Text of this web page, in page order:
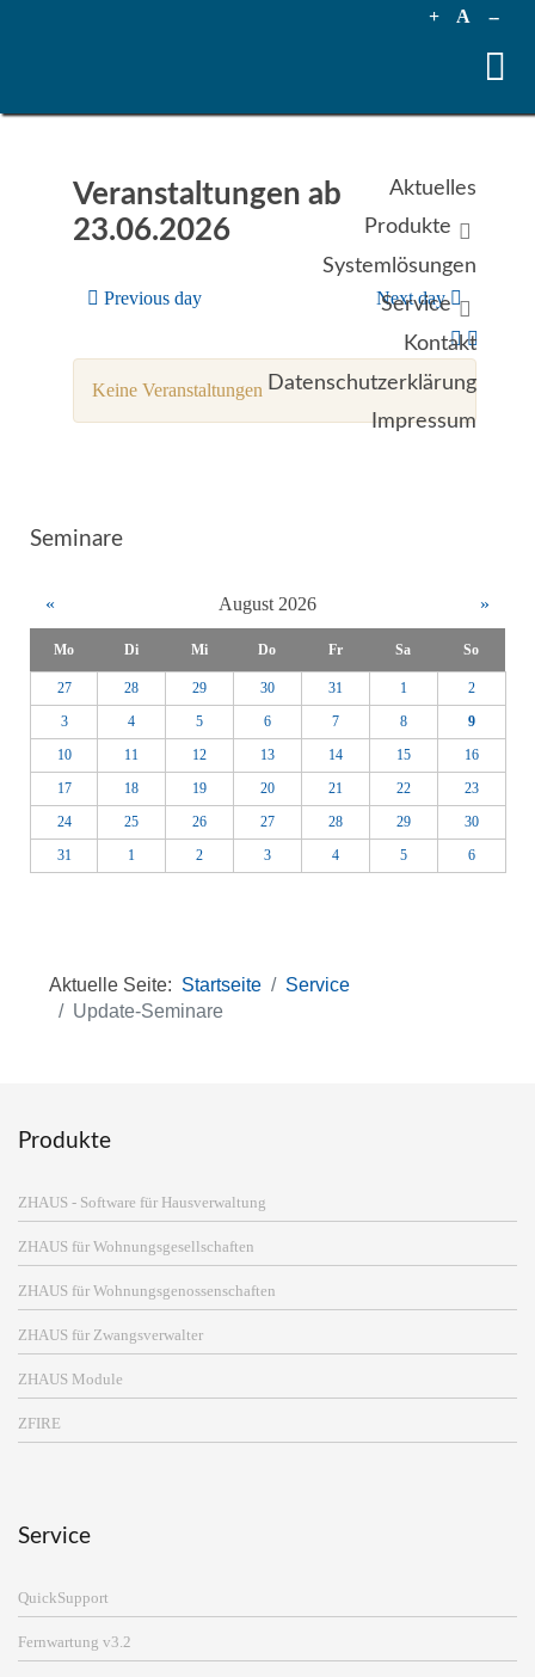
+ A --
Aktuelles
Produkte
Systemlösungen
Service
Kontakt
Datenschutzerklärung
Impressum
Veranstaltungen ab
23.06.2026
Previous day Next day
Keine Veranstaltungen
Seminare
« August 2026 »
Mo Di Mi Do Fr Sa So
27 28 29 30 31 1
2
3
4 5 6 7 8
9
10
11 12 13 14 15
16
17
18 19 20 21 22
23
24
25 26 27 28 29
30
31
1 2 3 4 5 6
Aktuelle Seite: Startseite
Service
Update-Seminare
Produkte
ZHAUS - Software für Hausverwaltung
ZHAUS für Wohnungsgesellschaften
ZHAUS für Wohnungsgenossenschaften
ZHAUS für Zwangsverwalter
ZHAUS Module
ZFIRE
Service
QuickSupport
Fernwartung v3.2